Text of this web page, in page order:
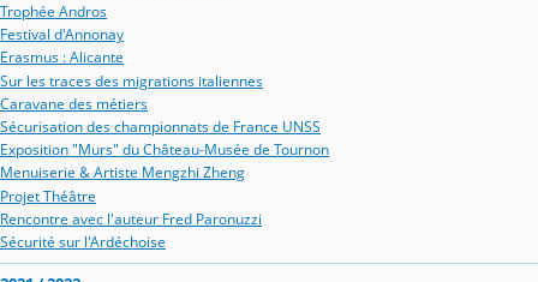
Trophée Andros
Festival d'Annonay
Erasmus : Alicante
Sur les traces des migrations italiennes
Caravane des métiers
Sécurisation des championnats de France UNSS
Exposition "Murs" du Château-Musée de Tournon
Menuiserie & Artiste Mengzhi Zheng
Projet Théâtre
Rencontre avec l'auteur Fred Paronuzzi
Sécurité sur l'Ardéchoise